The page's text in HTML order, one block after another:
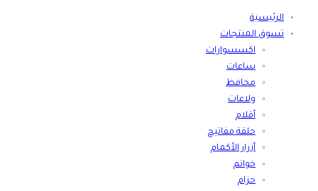
الرئيسية
تسوق المنتجات
اكسسوارات
ساعات
محافظ
ولاعات
أقلام
حلقة مفاتيح
أزرار الأكمام
خواتم
حزام